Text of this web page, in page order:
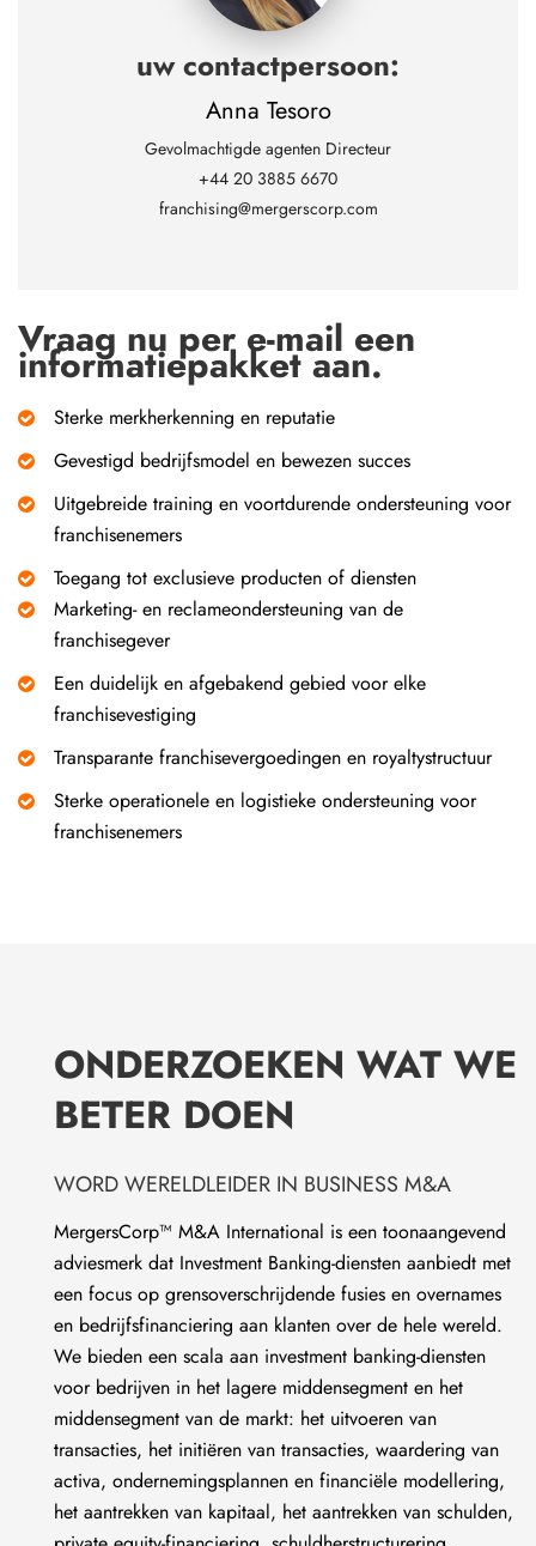
uw contactpersoon:
Anna Tesoro
Gevolmachtigde agenten Directeur
+44 20 3885 6670
franchising@mergerscorp.com
Vraag nu per e-mail een
informatiepakket aan.
Sterke merkherkenning en reputatie
Gevestigd bedrijfsmodel en bewezen succes
Uitgebreide training en voortdurende ondersteuning voor
franchisenemers
Toegang tot exclusieve producten of diensten
Marketing- en reclameondersteuning van de
franchisegever
Een duidelijk en afgebakend gebied voor elke
franchisevestiging
Transparante franchisevergoedingen en royaltystructuur
Sterke operationele en logistieke ondersteuning voor
franchisenemers
ONDERZOEKEN WAT WE
BETER DOEN
WORD WERELDLEIDER IN BUSINESS M&A
MergersCorp™ M&A International is een toonaangevend
adviesmerk dat Investment Banking-diensten aanbiedt met
een focus op grensoverschrijdende fusies en overnames
en bedrijfsfinanciering aan klanten over de hele wereld.
We bieden een scala aan investment banking-diensten
voor bedrijven in het lagere middensegment en het
middensegment van de markt: het uitvoeren van
transacties, het initiëren van transacties, waardering van
activa, ondernemingsplannen en financiële modellering,
het aantrekken van kapitaal, het aantrekken van schulden,